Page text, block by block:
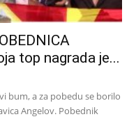
top nagrada je...
bum, a za pobedu se borilo
Angelov. Pobednik